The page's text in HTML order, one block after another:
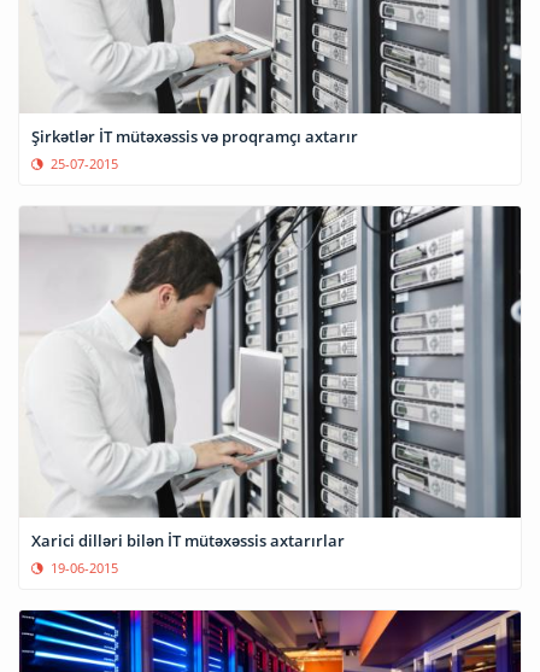
Şirkətlər İT mütəxəssis və proqramçı axtarır
25-07-2015
Xarici dilləri bilən İT mütəxəssis axtarırlar
19-06-2015